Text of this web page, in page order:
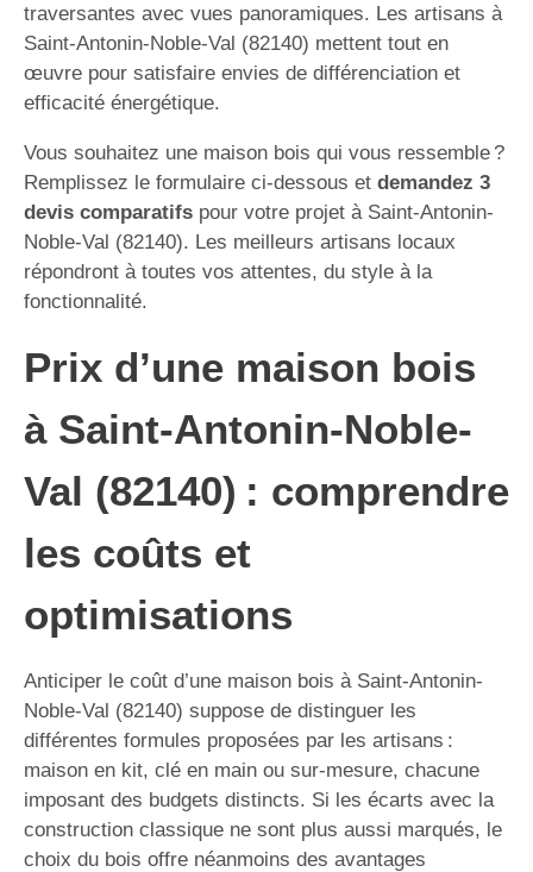
traversantes avec vues panoramiques. Les artisans à
Saint-Antonin-Noble-Val (82140) mettent tout en
œuvre pour satisfaire envies de différenciation et
efficacité énergétique.
Vous souhaitez une maison bois qui vous ressemble ?
Remplissez le formulaire ci-dessous et demandez 3
devis comparatifs pour votre projet à Saint-Antonin-
Noble-Val (82140). Les meilleurs artisans locaux
répondront à toutes vos attentes, du style à la
fonctionnalité.
Prix d’une maison bois
à Saint-Antonin-Noble-
Val (82140) : comprendre
les coûts et
optimisations
Anticiper le coût d’une maison bois à Saint-Antonin-
Noble-Val (82140) suppose de distinguer les
différentes formules proposées par les artisans :
maison en kit, clé en main ou sur-mesure, chacune
imposant des budgets distincts. Si les écarts avec la
construction classique ne sont plus aussi marqués, le
choix du bois offre néanmoins des avantages